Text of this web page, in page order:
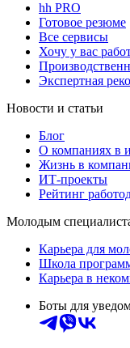
hh PRO
Готовое резюме
Все сервисы
Хочу у вас
Экспертная
Новости и статьи
Блог
О компаниях в
Жизнь в
ИТ-проекты
Рейтинг
Молодым
Карьера для
Школа
Карьера в
Боты для